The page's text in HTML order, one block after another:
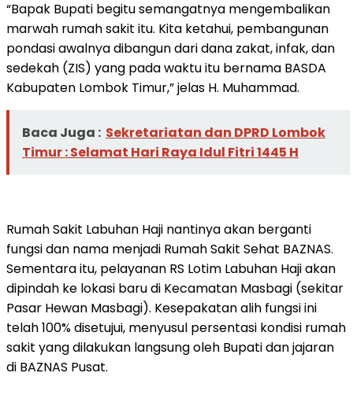
“Bapak Bupati begitu semangatnya mengembalikan
marwah rumah sakit itu. Kita ketahui, pembangunan
pondasi awalnya dibangun dari dana zakat, infak, dan
sedekah (ZIS) yang pada waktu itu bernama BASDA
Kabupaten Lombok Timur,” jelas H. Muhammad.
Baca Juga : Sekretariatan dan DPRD Lombok
Timur : Selamat Hari Raya Idul Fitri 1445 H
Rumah Sakit Labuhan Haji nantinya akan berganti
fungsi dan nama menjadi Rumah Sakit Sehat BAZNAS.
Sementara itu, pelayanan RS Lotim Labuhan Haji akan
dipindah ke lokasi baru di Kecamatan Masbagi (sekitar
Pasar Hewan Masbagi). Kesepakatan alih fungsi ini
telah 100% disetujui, menyusul persentasi kondisi rumah
sakit yang dilakukan langsung oleh Bupati dan jajaran
di BAZNAS Pusat.